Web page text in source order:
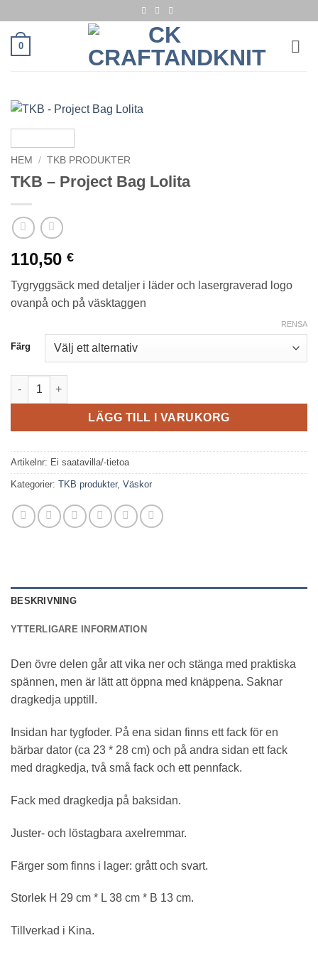
content
0
HEM / TKB PRODUKTER
TKB – Project Bag Lolita
110,50 €
Tygryggsäck med detaljer i läder och lasergraverad logo
ovanpå och på väsktaggen
Färg
RENSA
TKB - Project Bag Lolita mängd
LÄGG TILL I VARUKORG
Artikelnr: Ei saatavilla/-tietoa
Kategorier: TKB produkter, Väskor
BESKRIVNING
YTTERLIGARE INFORMATION
Den övre delen går att vika ner och stänga med praktiska
spännen, men är lätt att öppna med knäppena. Saknar
dragkedja upptill.
Insidan har tygfoder. På ena sidan finns ett fack för en
bärbar dator (ca 23 * 28 cm) och på andra sidan ett fack
med dragkedja, två små fack och ett pennfack.
Fack med dragkedja på baksidan.
Juster- och löstagbara axelremmar.
Färger som finns i lager: grått och svart.
Storlek H 29 cm * L 38 cm * B 13 cm.
Tillverkad i Kina.